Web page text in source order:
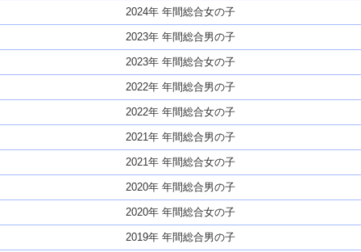
2024年 年間総合女の子
2023年 年間総合男の子
2023年 年間総合女の子
2022年 年間総合男の子
2022年 年間総合女の子
2021年 年間総合男の子
2021年 年間総合女の子
2020年 年間総合男の子
2020年 年間総合女の子
2019年 年間総合男の子